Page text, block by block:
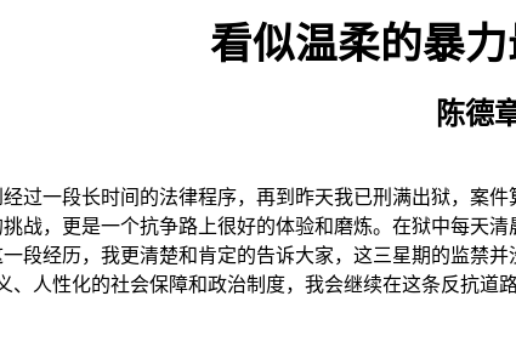
看似温柔的暴
陈德
过一段长时间的法律程序，再到昨天我已刑满出狱，案
战，更是一个抗争路上很好的体验和磨炼。在狱中每天
段经历，我更清楚和肯定的告诉大家，这三星期的监禁
、人性化的社会保障和政治制度，我会继续在这条反抗道